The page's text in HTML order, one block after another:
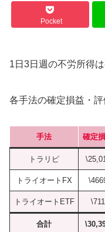
Pocket
1日3日週の不労所得は
各手法の確定損益・評
手法 確定
トラリピ
トライオートFX
トライオートETF \711
合計